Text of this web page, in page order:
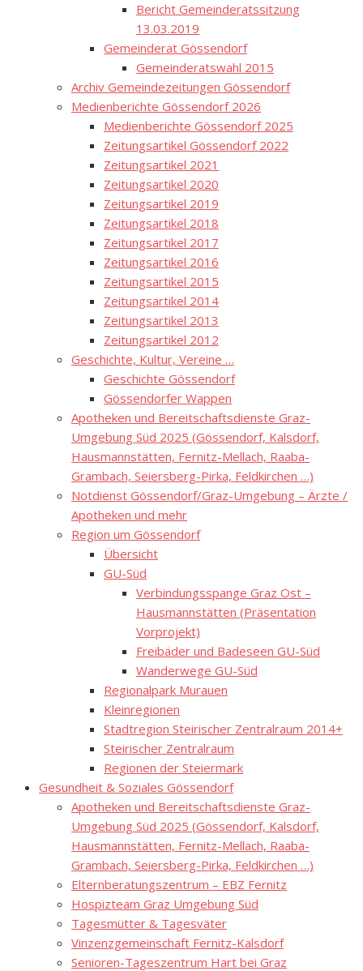
Bericht Gemeinderatssitzung
13.03.2019
Gemeinderat Gössendorf
Gemeinderatswahl 2015
Archiv Gemeindezeitungen Gössendorf
Medienberichte Gössendorf 2026
Medienberichte Gössendorf 2025
Zeitungsartikel Gössendorf 2022
Zeitungsartikel 2021
Zeitungsartikel 2020
Zeitungsartikel 2019
Zeitungsartikel 2018
Zeitungsartikel 2017
Zeitungsartikel 2016
Zeitungsartikel 2015
Zeitungsartikel 2014
Zeitungsartikel 2013
Zeitungsartikel 2012
Geschichte, Kultur, Vereine …
Geschichte Gössendorf
Gössendorfer Wappen
Apotheken und Bereitschaftsdienste Graz-
Umgebung Süd 2025 (Gössendorf, Kalsdorf,
Hausmannstätten, Fernitz-Mellach, Raaba-
Grambach, Seiersberg-Pirka, Feldkirchen …)
Notdienst Gössendorf/Graz-Umgebung – Ärzte /
Apotheken und mehr
Region um Gössendorf
Übersicht
GU-Süd
Verbindungsspange Graz Ost –
Hausmannstätten (Präsentation
Vorprojekt)
Freibäder und Badeseen GU-Süd
Wanderwege GU-Süd
Regionalpark Murauen
Kleinregionen
Stadtregion Steirischer Zentralraum 2014+
Steirischer Zentralraum
Regionen der Steiermark
Gesundheit & Soziales Gössendorf
Apotheken und Bereitschaftsdienste Graz-
Umgebung Süd 2025 (Gössendorf, Kalsdorf,
Hausmannstätten, Fernitz-Mellach, Raaba-
Grambach, Seiersberg-Pirka, Feldkirchen …)
Elternberatungszentrum – EBZ Fernitz
Hospizteam Graz Umgebung Süd
Tagesmütter & Tagesväter
Vinzenzgemeinschaft Fernitz-Kalsdorf
Senioren-Tageszentrum Hart bei Graz